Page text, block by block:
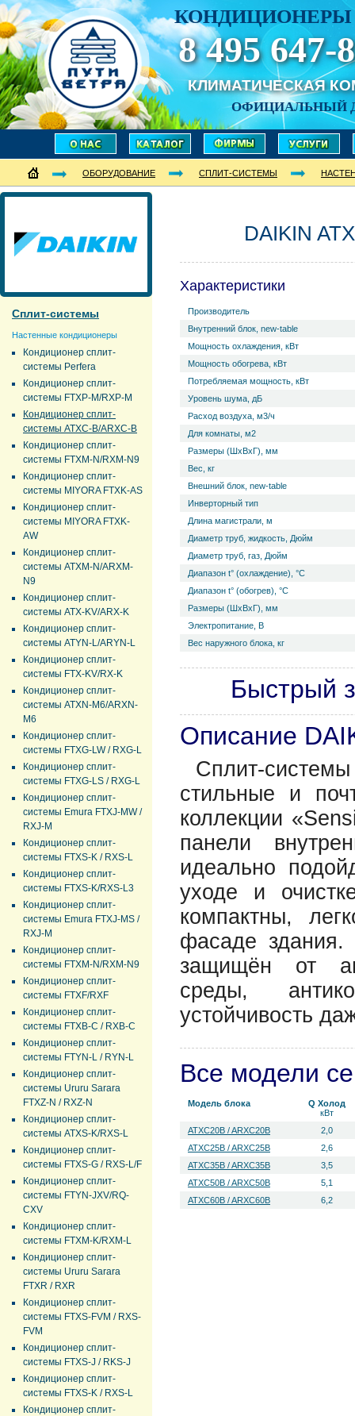
КОНДИЦИОНЕРЫ
8 495 647-
КЛИМАТИЧЕСКАЯ
ОФИЦИАЛЬНЫЙ
ОБОРУДОВАНИЕ СПЛИТ-СИСТЕМЫ
Сплит-системы
Настенные кондиционеры
Кондиционер сплит-
системы Perfera
Кондиционер сплит-
системы FTXP-M/RXP-M
Кондиционер сплит-
системы ATXC-B/ARXC-B
Кондиционер сплит-
системы FTXM-N/RXM-N9
Кондиционер сплит-
системы MIYORA FTXK-AS
Кондиционер сплит-
системы MIYORA FTXK-
AW
Кондиционер сплит-
системы ATXM-N/ARXM-
N9
Кондиционер сплит-
системы ATX-KV/ARX-K
Кондиционер сплит-
системы ATYN-L/ARYN-L
Кондиционер сплит-
системы FTX-KV/RX-K
Кондиционер сплит-
системы ATXN-M6/ARXN-
M6
Кондиционер сплит-
системы FTXG-LW / RXG-L
Кондиционер сплит-
системы FTXG-LS / RXG-L
Кондиционер сплит-
системы Emura FTXJ-MW /
RXJ-M
Кондиционер сплит-
системы FTXS-K / RXS-L
Кондиционер сплит-
системы FTXS-K/RXS-L3
Кондиционер сплит-
системы Emura FTXJ-MS /
RXJ-M
Кондиционер сплит-
системы FTXM-N/RXM-N9
Кондиционер сплит-
системы FTXF/RXF
Кондиционер сплит-
системы FTXB-C / RXB-C
Кондиционер сплит-
системы FTYN-L / RYN-L
Кондиционер сплит-
системы Ururu Sarara
FTXZ-N / RXZ-N
Кондиционер сплит-
системы ATXS-K/RXS-L
Кондиционер сплит-
системы FTXS-G / RXS-L/F
Кондиционер сплит-
системы FTYN-JXV/RQ-
CXV
Кондиционер сплит-
системы FTXM-K/RXM-L
Кондиционер сплит-
системы Ururu Sarara
FTXR / RXR
Кондиционер сплит-
системы FTXS-FVM / RXS-
FVM
Кондиционер сплит-
системы FTXS-J / RKS-J
Кондиционер сплит-
системы FTXS-K / RXS-L
Кондиционер сплит-
DAIKIN
Характеристики
Производитель
Внутренний блок, new-table
Мощность охлаждения, кВт
Мощность обогрева, кВт
Потребляемая мощность, кВт
Уровень ш­ума, дБ
Расход воздуха, м3/ч
Для комнаты, м2
Размеры (ШхВхГ), мм
Вес, кг
Внешний блок, new-table
Инверторный тип
Длина магистрали, м
Диаметр труб, жидкость, Дюйм
Диаметр труб, газ, Дюйм
Диапазон t° (охлаждение), °С
Диапазон t° (обогрев), °С
Размеры (ШхВхГ), мм
Электропитание, В
Вес наружного блока, кг
Быстрый
Описание
Сплит-
стильные и
коллекции
панели
идеально
уходе и
компактны,
фасаде здания.
защищён от
среды,
устойчивость
Все модели
Модель блока
Q Холод
кВт
ATXC20B / ARXC20B
2,0
ATXC25B / ARXC25B
2,6
ATXC35B / ARXC35B
3,5
ATXC50B / ARXC50B
5,1
ATXC60B / ARXC60B
6,2